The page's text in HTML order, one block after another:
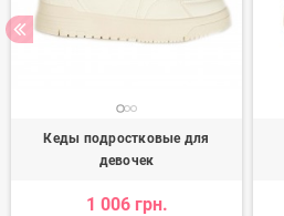
Кеды подростковые для
девочек
1 006 грн.